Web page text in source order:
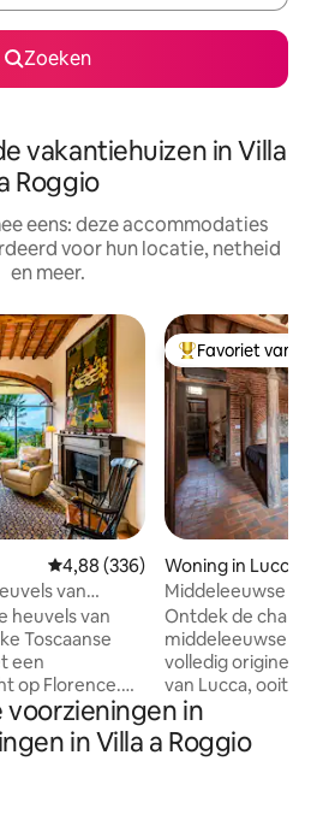
Zoeken
vakantiehuizen in Villa
Roggio
eens: deze accommodaties
voor hun locatie, netheid
en meer.
Gemiddelde beoordeling van
4,88 (336)
van
heuvels van
Toscaanse
een
op Florence.
slechts 15
en het
en is de
Topfavoriet van
Favoriet van
Woning in Lucca
Middeleeuwse
historische
Ontdek de
middeleeuwse
volledig origineel
van Lucca, ooit
architecten van
Martino en later
klokkenluider.
voorzieningen in
in Villa a Roggio